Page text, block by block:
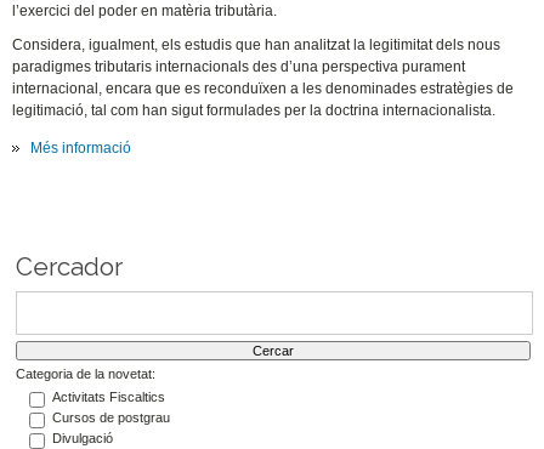
l’exercici del poder en matèria tributària.
Considera, igualment, els estudis que han analitzat la legitimitat dels nous
paradigmes tributaris internacionals des d’una perspectiva purament
internacional, encara que es reconduïxen a les denominades estratègies de
legitimació, tal com han sigut formulades per la doctrina internacionalista.
Més informació
Cercador
Categoria de la novetat:
Activitats Fiscaltics
Cursos de postgrau
Divulgació